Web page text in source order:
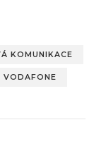
KOMUNIKACE
VODAFONE